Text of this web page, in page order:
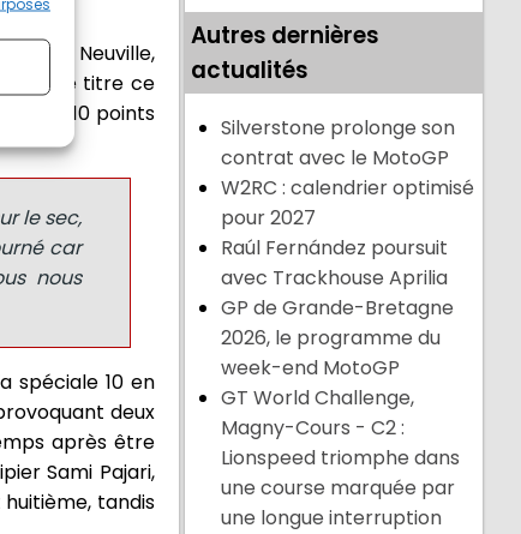
Neuville,
le titre ce
de 10 points
le sec,
car
nous
spéciale 10 en
deux
après être
Sami Pajari,
tandis
Autres dernières
actualités
Silverstone prolonge son
contrat avec le MotoGP
W2RC : calendrier optimisé
pour 2027
Raúl Fernández poursuit
avec Trackhouse Aprilia
GP de Grande-Bretagne
2026, le programme du
week-end MotoGP
GT World Challenge,
Magny-Cours - C2 :
Lionspeed triomphe dans
une course marquée par
une longue interruption